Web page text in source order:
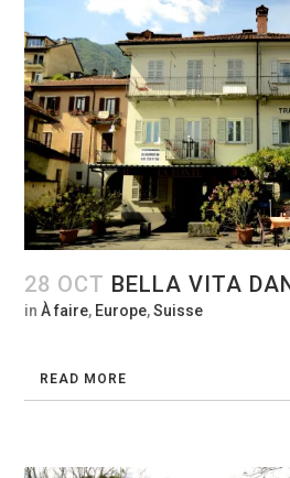
28 OCT BELLA VITA
inÀ faire, Europe,Suisse
READ MORE